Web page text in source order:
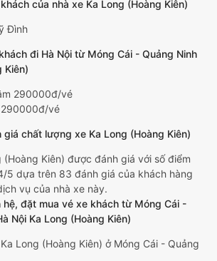
của nhà xe Ka Long (Hoàng Kiên)
Đình
đi Hà Nội từ Móng Cái - Quảng Ninh
Kiên)
290000đ/vé
290000đ/vé
giá chất lượng xe Ka Long (Hoàng Kiên)
(Hoàng Kiên) được đánh giá với số điểm
5 dựa trên 83 đánh giá của khách hàng
vụ của nhà xe này.
hệ, đặt mua vé xe khách từ Móng Cái -
Nội Ka Long (Hoàng Kiên)
Long (Hoàng Kiên) ở Móng Cái - Quảng